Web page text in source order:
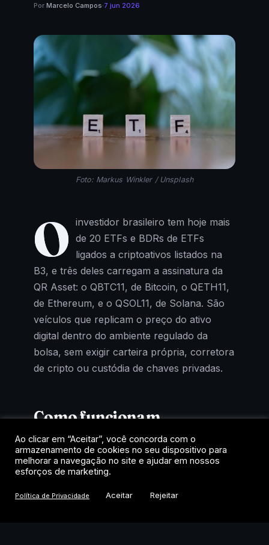
Por Marcelo Campos·7 jun 2026
Foto: Markus Winkler / Unsplash
O investidor brasileiro tem hoje mais
de 20 ETFs e BDRs de ETFs
ligados a criptoativos listados na
B3, e três deles carregam a assinatura da
QR Asset: o QBTC11, de Bitcoin, o QETH11,
de Ethereum, e o QSOL11, de Solana. São
veículos que replicam o preço do ativo
digital dentro do ambiente regulado da
bolsa, sem exigir carteira própria, corretora
de cripto ou custódia de chaves privadas.
Como funcionam
Cada cota representa uma fração de um
fundo que mantém exposição ao criptoativo
de referência. A negociação acontece no
home broker, como uma ação, com
Ao clicar em “Aceitar”, você concorda com o
armazenamento de cookies no seu dispositivo para
melhorar a navegação no site e ajudar em nossos
esforços de marketing.
Política de Privacidade Aceitar Rejeitar